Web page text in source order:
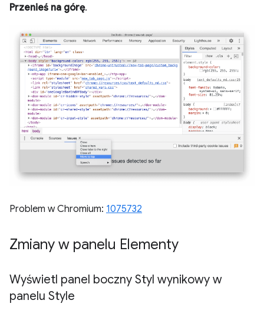
Przenieś na górę.
Problem w Chromium: 1075732
Zmiany w panelu Elementy
Wyświetl panel boczny Styl wynikowy w
panelu Style